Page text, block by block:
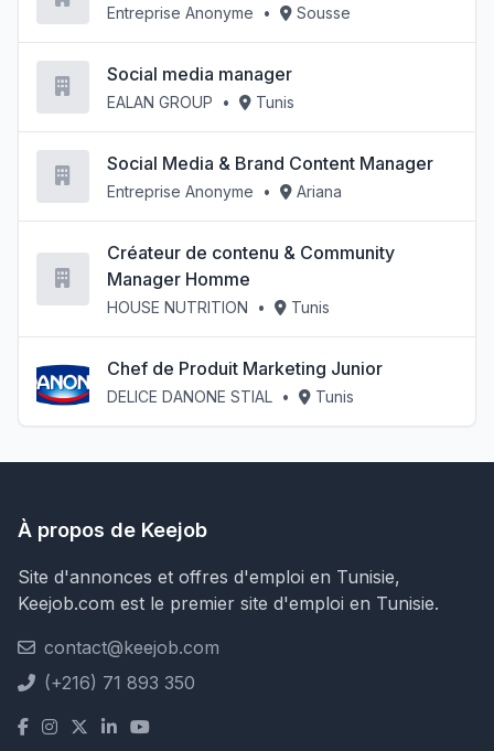
Entreprise Anonyme • Sousse
Social media manager
EALAN GROUP • Tunis
Social Media & Brand Content Manager
Entreprise Anonyme • Ariana
Créateur de contenu & Community
Manager Homme
HOUSE NUTRITION • Tunis
Chef de Produit Marketing Junior
DELICE DANONE STIAL • Tunis
À propos de Keejob
Site d'annonces et offres d'emploi en Tunisie,
Keejob.com est le premier site d'emploi en Tunisie.
contact@keejob.com
(+216) 71 893 350